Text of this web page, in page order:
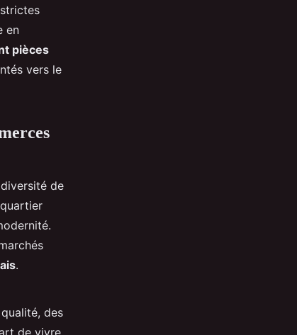
en
pièces
vers le
de
.
des
de vivre